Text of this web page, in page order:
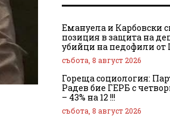
Емануела и Карбовски
позиция в защита на
убийци на педофили от
събота, 8 август 2026
Гореща социология:
Радев бие ГЕРБ с
– 43% на 12 !!!
събота, 8 август 2026